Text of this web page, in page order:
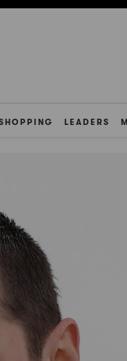
LEADERS